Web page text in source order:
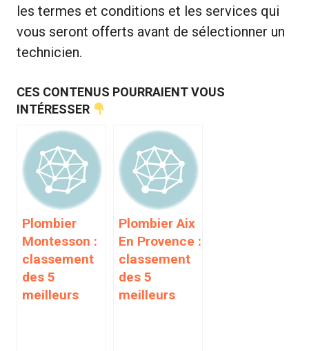
les termes et conditions et les services qui
vous seront offerts avant de sélectionner un
technicien.
CES CONTENUS POURRAIENT VOUS
INTÉRESSER
Plombier
Montesson :
classement
des 5
meilleurs
Plombier Aix
En Provence :
classement
des 5
meilleurs